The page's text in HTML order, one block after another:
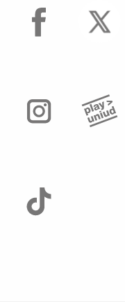
facebook